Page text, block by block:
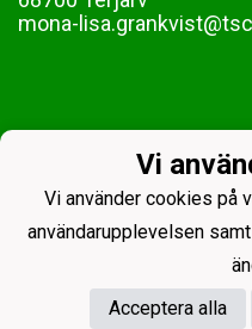
mona-
Vi
Vi använder cookies på
användarupplevelsen
Acceptera alla